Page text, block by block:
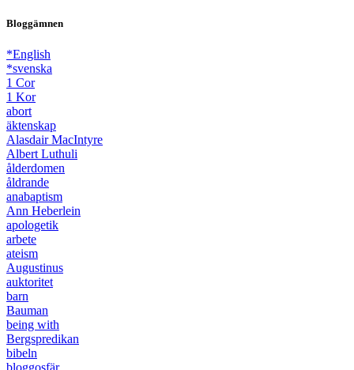
Bloggämnen
*English
*svenska
1 Cor
1 Kor
abort
äktenskap
Alasdair MacIntyre
Albert Luthuli
ålderdomen
åldrande
anabaptism
Ann Heberlein
apologetik
arbete
ateism
Augustinus
auktoritet
barn
Bauman
being with
Bergspredikan
bibeln